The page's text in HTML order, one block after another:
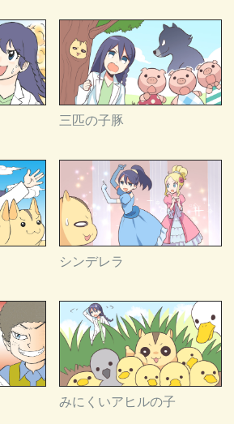
三匹の子豚
シンデレラ
みにくいアヒルの子